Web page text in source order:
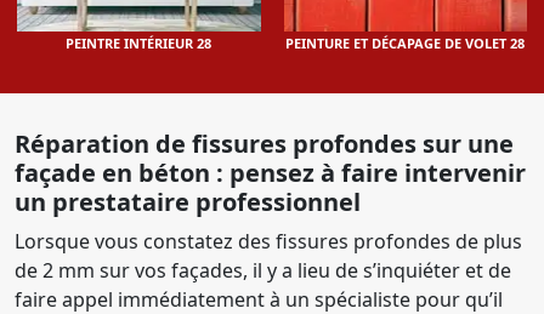
PEINTRE INTÉRIEUR 28 PEINTURE ET DÉCAPAGE DE VOLET 28
Réparation de fissures profondes sur une
façade en béton : pensez à faire intervenir
un prestataire professionnel
Lorsque vous constatez des fissures profondes de plus
de 2 mm sur vos façades, il y a lieu de s’inquiéter et de
faire appel immédiatement à un spécialiste pour qu’il